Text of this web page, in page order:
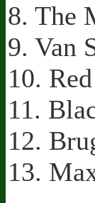
8. The
9. Van
10.
11.
12.
13.